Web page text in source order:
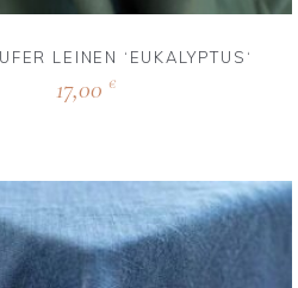
LEINEN ‘EUKALYPTUS‘
17,00 €